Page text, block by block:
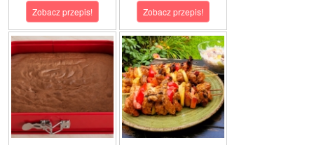
Zobacz przepis! Zobacz przepis!